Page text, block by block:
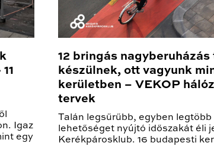
Igaz
egy
12 bringás nagyberuházás
készülnek, ott vagyunk
kerületben – VEKOP
tervek
Talán legsűrűbb, egyben legtöbb
lehetőséget nyújtó időszakát éli
Kerékpárosklub. 16 budapesti